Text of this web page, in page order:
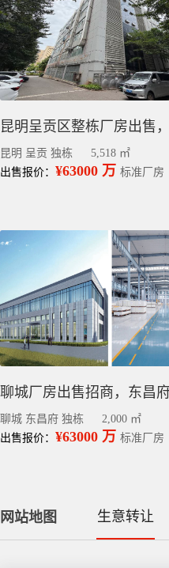
昆明 呈贡 独栋
5,518 ㎡
出售报价： ¥63000 万 标准厂房
聊城 东昌府 独栋
2,000 ㎡
出售报价： ¥63000 万 标准厂房
网站地图 生意转让